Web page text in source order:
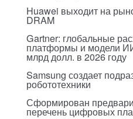
Huawei выходит на
DRAM
Gartner: глобальные
платформы и модели
млрд долл. в 2026 году
Samsung создает
робототехники
Сформирован
перечень цифровых